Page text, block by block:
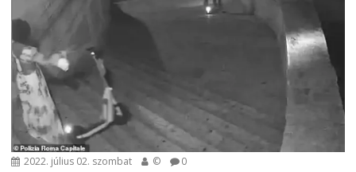
2022. július 02. szombat © 0